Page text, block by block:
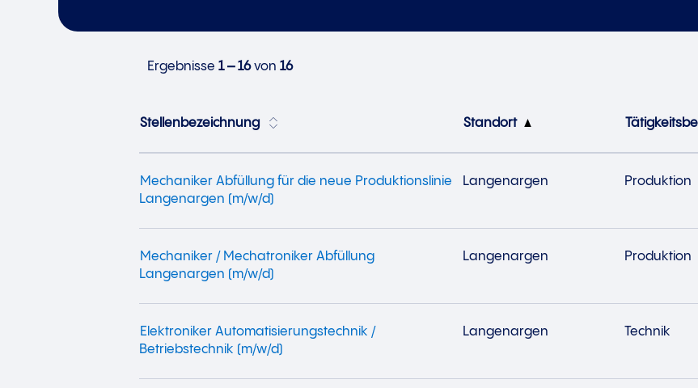
Ergebnisse 1 – 16von 16
Stellenbezeichnung Standort
Mechaniker Abfüllung für die neue Produktionslinie
Langenargen (m/w/d)
Langenargen Produktion
Mechaniker / Mechatroniker Abfüllung
Langenargen (m/w/d)
Langenargen Produktion
Elektroniker Automatisierungstechnik /
Betriebstechnik (m/w/d)
Langenargen Technik